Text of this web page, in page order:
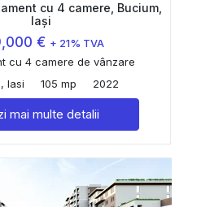
cu 4 camere, Bucium,
Iași
€ + 21% TVA
cu 4 camere de vânzare
Iasi
105 mp 2022
mai multe detalii